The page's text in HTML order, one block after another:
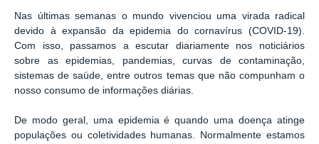
Nas últimas semanas o mundo vivenciou uma virada radical
devido à expansão da epidemia do cornavírus (COVID-19).
Com isso, passamos a escutar diariamente nos noticiários
sobre as epidemias, pandemias, curvas de contaminação,
sistemas de saúde, entre outros temas que não compunham o
nosso consumo de informações diárias.
De modo geral, uma epidemia é quando uma doença atinge
populações ou coletividades humanas. Normalmente estamos